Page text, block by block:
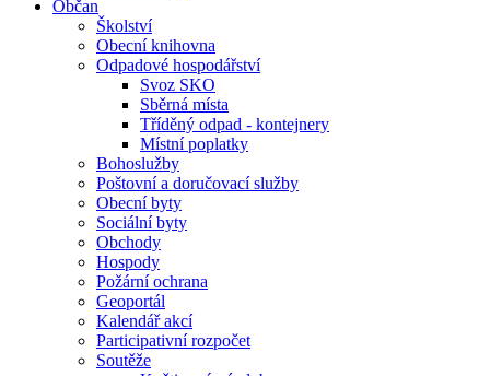
Občan
Školství
Obecní knihovna
Odpadové hospodářství
Svoz SKO
Sběrná místa
Tříděný odpad - kontejnery
Místní poplatky
Bohoslužby
Poštovní a doručovací služby
Obecní byty
Sociální byty
Obchody
Hospody
Požární ochrana
Geoportál
Kalendář akcí
Participativní rozpočet
Soutěže